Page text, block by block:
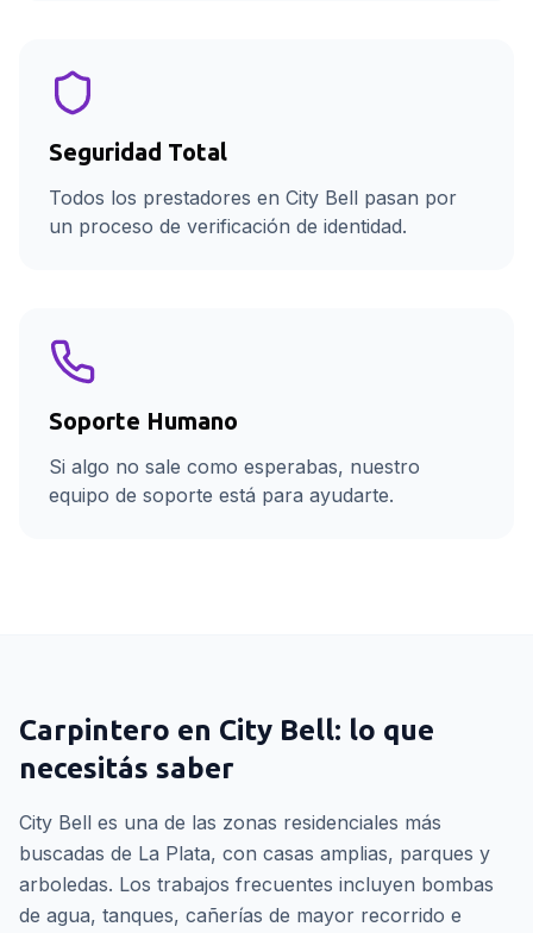
Seguridad Total
Todos los prestadores en City Bell pasan por
un proceso de verificación de identidad.
Soporte Humano
Si algo no sale como esperabas, nuestro
equipo de soporte está para ayudarte.
Carpintero en City Bell: lo que
necesitás saber
City Bell es una de las zonas residenciales más
buscadas de La Plata, con casas amplias, parques y
arboledas. Los trabajos frecuentes incluyen bombas
de agua, tanques, cañerías de mayor recorrido e